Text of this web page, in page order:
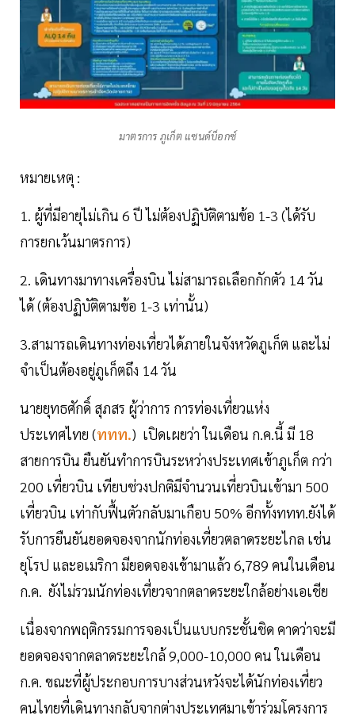
มาตรการ ภูเก็ต แซนด์บ็อกซ์
หมายเหตุ :
1. ผู้ที่มีอายุไม่เกิน 6 ปี ไม่ต้องปฏิบัติตามข้อ 1-3 (ได้รับ
การยกเว้นมาตรการ)
2. เดินทางมาทางเครื่องบิน ไม่สามารถเลือกกักตัว 14 วัน
ได้ (ต้องปฏิบัติตามข้อ 1-3 เท่านั้น)
3.สามารถเดินทางท่องเที่ยวได้ภายในจังหวัดภูเก็ต และไม่
จำเป็นต้องอยู่ภูเก็ตถึง 14 วัน
นายยุทธศักดิ์ สุภสร ผู้ว่าการ การท่องเที่ยวแห่ง
ประเทศไทย (ททท.) เปิดเผยว่า ในเดือน ก.ค.นี้ มี 18
สายการบิน ยืนยันทำการบินระหว่างประเทศเข้าภูเก็ต กว่า
200 เที่ยวบิน เทียบช่วงปกติมีจำนวนเที่ยวบินเข้ามา 500
เที่ยวบิน เท่ากับฟื้นตัวกลับมาเกือบ 50% อีกทั้งททท.ยังได้
รับการยืนยันยอดจองจากนักท่องเที่ยวตลาดระยะไกล เช่น
ยุโรป และอเมริกา มียอดจองเข้ามาแล้ว 6,789 คนในเดือน
ก.ค. ยังไม่รวมนักท่องเที่ยวจากตลาดระยะใกล้อย่างเอเชีย
เนื่องจากพฤติกรรมการจองเป็นแบบกระชั้นชิด คาดว่าจะมี
ยอดจองจากตลาดระยะใกล้ 9,000-10,000 คน ในเดือน
ก.ค. ขณะที่ผู้ประกอบการบางส่วนหวังจะได้นักท่องเที่ยว
คนไทยที่เดินทางกลับจากต่างประเทศมาเข้าร่วมโครงการ